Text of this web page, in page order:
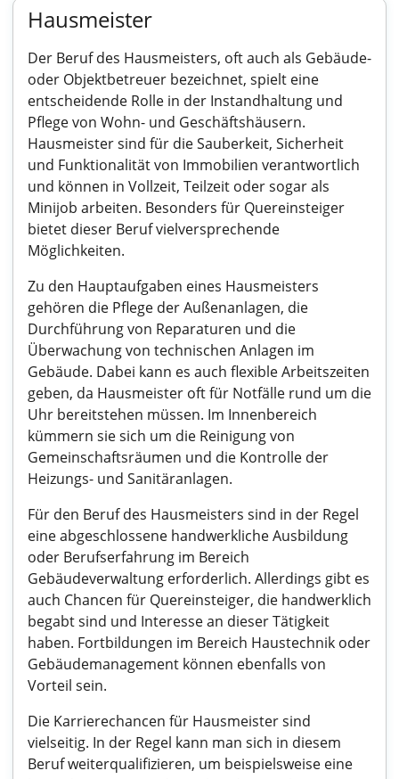
Hausmeister
Der Beruf des Hausmeisters, oft auch als Gebäude-
oder Objektbetreuer bezeichnet, spielt eine
entscheidende Rolle in der Instandhaltung und
Pflege von Wohn- und Geschäftshäusern.
Hausmeister sind für die Sauberkeit, Sicherheit
und Funktionalität von Immobilien verantwortlich
und können in Vollzeit, Teilzeit oder sogar als
Minijob arbeiten. Besonders für Quereinsteiger
bietet dieser Beruf vielversprechende
Möglichkeiten.
Zu den Hauptaufgaben eines Hausmeisters
gehören die Pflege der Außenanlagen, die
Durchführung von Reparaturen und die
Überwachung von technischen Anlagen im
Gebäude. Dabei kann es auch flexible Arbeitszeiten
geben, da Hausmeister oft für Notfälle rund um die
Uhr bereitstehen müssen. Im Innenbereich
kümmern sie sich um die Reinigung von
Gemeinschaftsräumen und die Kontrolle der
Heizungs- und Sanitäranlagen.
Für den Beruf des Hausmeisters sind in der Regel
eine abgeschlossene handwerkliche Ausbildung
oder Berufserfahrung im Bereich
Gebäudeverwaltung erforderlich. Allerdings gibt es
auch Chancen für Quereinsteiger, die handwerklich
begabt sind und Interesse an dieser Tätigkeit
haben. Fortbildungen im Bereich Haustechnik oder
Gebäudemanagement können ebenfalls von
Vorteil sein.
Die Karrierechancen für Hausmeister sind
vielseitig. In der Regel kann man sich in diesem
Beruf weiterqualifizieren, um beispielsweise eine